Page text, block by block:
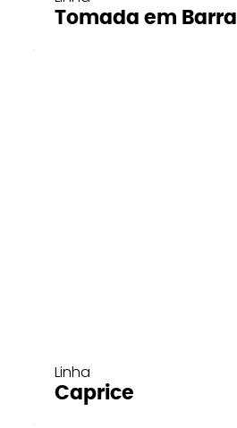
Tomada em Barra
Linha
Caprice